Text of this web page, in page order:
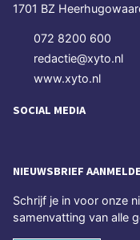
1701 BZ
072 8200 600
redactie@xyto.nl
www.xyto.nl
SOCIAL MEDIA
NIEUWSBRIEF
Schrijf je in voor onze
samenvatting van alle